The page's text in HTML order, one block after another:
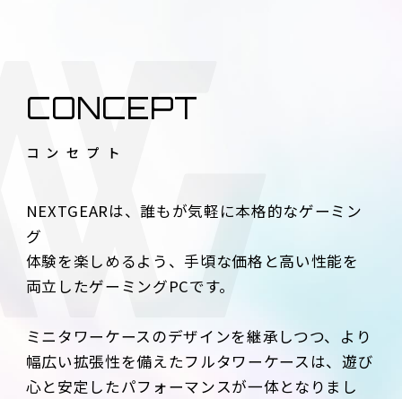
CONCEPT
コンセプト
NEXTGEARは、誰もが気軽に本格的なゲーミン
グ
体験を楽しめるよう、手頃な価格と高い性能を
両立したゲーミングPCです。
ミニタワーケースのデザインを継承しつつ、より
幅広い拡張性を備えたフルタワーケースは、遊び
心と安定したパフォーマンスが一体となりまし